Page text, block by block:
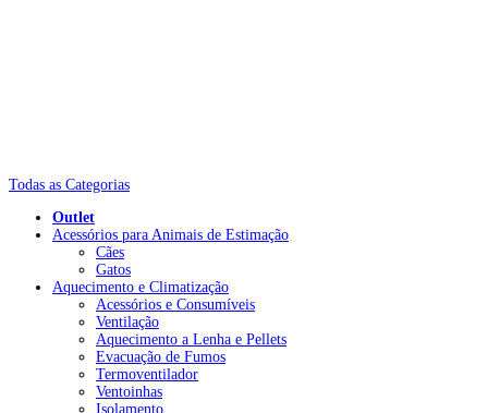
Todas as Categorias
Outlet
Acessórios para Animais de Estimação
Cães
Gatos
Aquecimento e Climatização
Acessórios e Consumíveis
Ventilação
Aquecimento a Lenha e Pellets
Evacuação de Fumos
Termoventilador
Ventoinhas
Isolamento